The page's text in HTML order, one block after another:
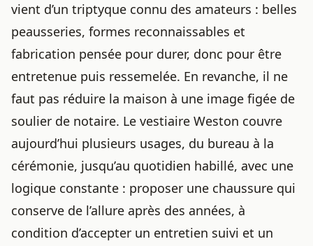
vient d’un triptyque connu des amateurs : belles
peausseries, formes reconnaissables et
fabrication pensée pour durer, donc pour être
entretenue puis ressemelée. En revanche, il ne
faut pas réduire la maison à une image figée de
soulier de notaire. Le vestiaire Weston couvre
aujourd’hui plusieurs usages, du bureau à la
cérémonie, jusqu’au quotidien habillé, avec une
logique constante : proposer une chaussure qui
conserve de l’allure après des années, à
condition d’accepter un entretien suivi et un